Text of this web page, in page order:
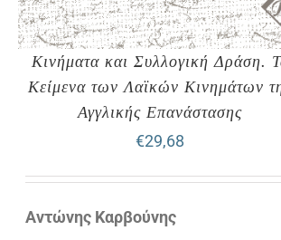
Κινήματα και Συλλογική Δράση.
Κείμενα των Λαϊκών Κινημάτων
Αγγλικής Επανάστασης
€29,68
Αντώνης Καρβούνης